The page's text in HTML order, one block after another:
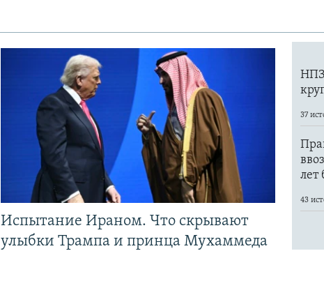
Испытание Ираном. Что скрывают
улыбки Трампа и принца Мухаммеда